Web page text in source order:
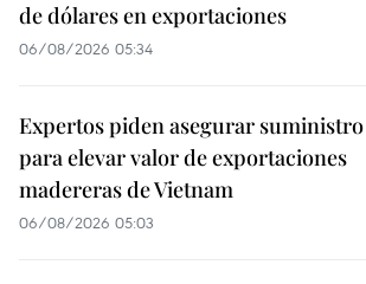
de dólares en exportaciones
06/08/2026 05:34
Expertos piden asegurar suministro
para elevar valor de exportaciones
madereras de Vietnam
06/08/2026 05:03